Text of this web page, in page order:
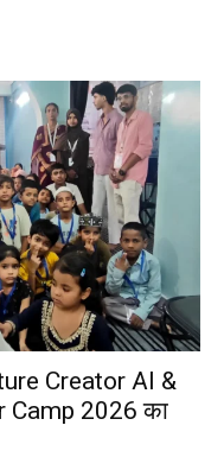
Creator AI &
Camp 2026 का